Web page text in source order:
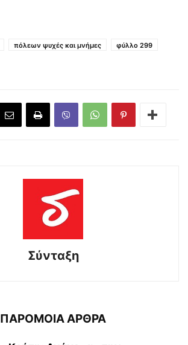
πόλεων ψυχές και μνήμες
φύλλο 299
Σύνταξη
ΠΑΡΟΜΟΙΑ ΑΡΘΡΑ